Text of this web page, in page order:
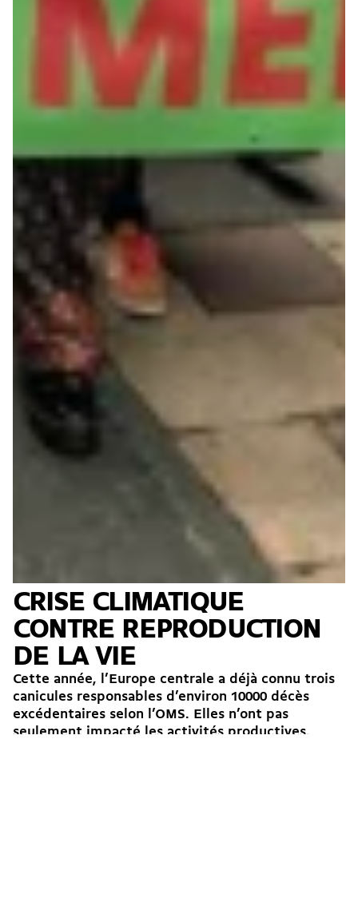
CRISE CLIMATIQUE
CONTRE REPRODUCTION
DE LA VIE
Cette année, l’Europe centrale a déjà connu trois
canicules responsables d’environ 10000 décès
excédentaires selon l’OMS. Elles n’ont pas
seulement impacté les activités productives.